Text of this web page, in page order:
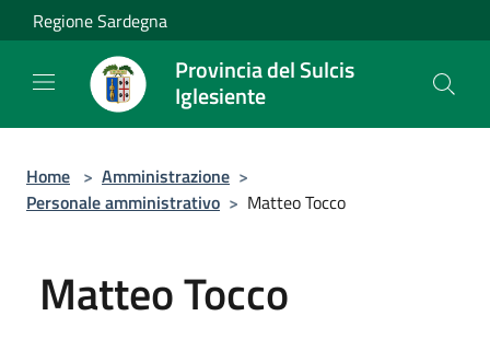
Salta al contenuto principale
Regione Sardegna
Provincia del Sulcis
Iglesiente
Home > Amministrazione >
Personale amministrativo > Matteo Tocco
Matteo Tocco